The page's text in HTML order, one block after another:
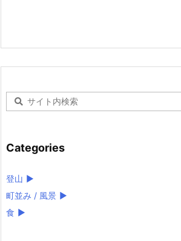
Categories
登山 ►
町並み / 風景 ►
食 ►